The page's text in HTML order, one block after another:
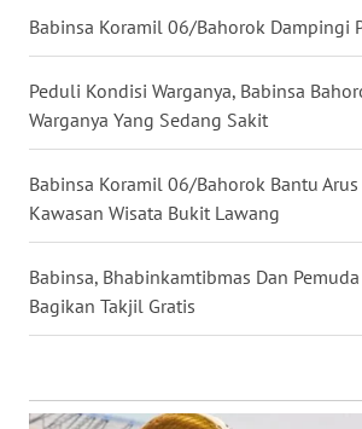
Babinsa Koramil 06/Bahorok Dampingi
Peduli Kondisi Warganya, Babinsa
Warganya Yang Sedang Sakit
Babinsa Koramil 06/Bahorok Bantu
Kawasan Wisata Bukit Lawang
Babinsa, Bhabinkamtibmas Dan
Bagikan Takjil Gratis
KALSEL
WN
KALTIM
WN
SULSEL
WN
GORONTALO